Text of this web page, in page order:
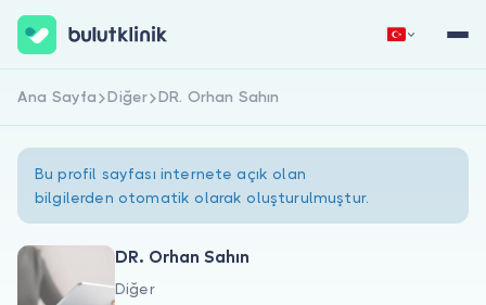
Hemen Kaydol
Ana Sayfa Diğer DR. Orhan Sahın
Bu profil sayfası internete açık olan
bilgilerden otomatik olarak oluşturulmuştur.
DR. Orhan Sahın
Diğer